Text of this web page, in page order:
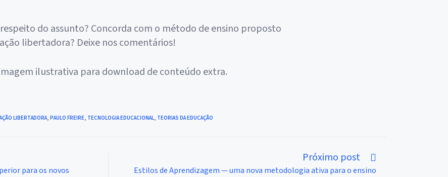
do assunto? Concorda com o método de ensino proposto
libertadora? Deixe nos comentários!
LIBERTADORA, PAULO FREIRE, TECNOLOGIA EDUCACIONAL, TEORIAS DA EDUCAÇÃO
para os novos
Próximo post
Estilos de Aprendizagem — uma nova metodologia ativa para o ensino